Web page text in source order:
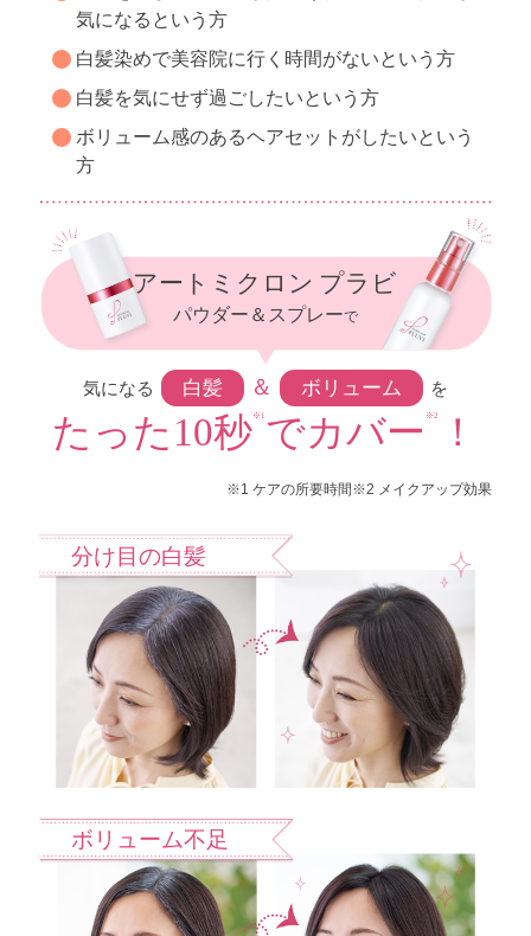
気になるという方
白髪染めで美容院に行く時間がないという方
白髪を気にせず過ごしたいという方
ボリューム感のあるヘアセットがしたいという
方
アートミクロン プラビ
パウダー＆スプレーで
気になる 白髪 ＆ ボリューム を
たった10秒※1 でカバー ※2 ！
※1 ケアの所要時間 ※2 メイクアップ効果
分け目の白髪
ボリューム不足